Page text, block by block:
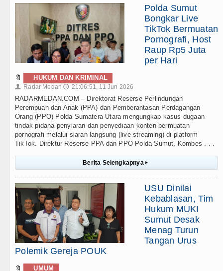
Polda Sumut
Bongkar Live
TikTok Bermuatan
Pornografi, Host
Raup Rp5 Juta
per Hari
🔖 HUKUM DAN KRIMINAL
👤 Radar Medan 🕔 21:06:51, 11 Jun 2026
RADARMEDAN.COM – Direktorat Reserse Perlindungan
Perempuan dan Anak (PPA) dan Pemberantasan Perdagangan
Orang (PPO) Polda Sumatera Utara mengungkap kasus dugaan
tindak pidana penyiaran dan penyediaan konten bermuatan
pornografi melalui siaran langsung (live streaming) di platform
TikTok. Direktur Reserse PPA dan PPO Polda Sumut, Kombes . . .
Berita Selengkapnya ▸
USU Dinilai
Kebablasan, Tim
Hukum MUKI
Sumut Desak
Menag Turun
Tangan Urus
Polemik Gereja POUK
🔖 UMUM